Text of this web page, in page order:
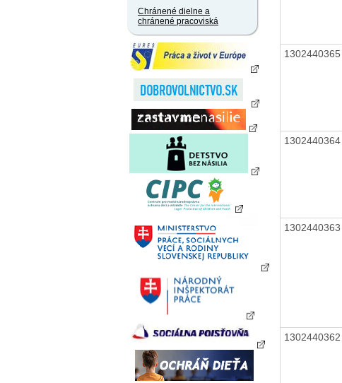
Chránené dielne a
chránené pracoviská
1302440365
1302440364
1302440363
1302440362